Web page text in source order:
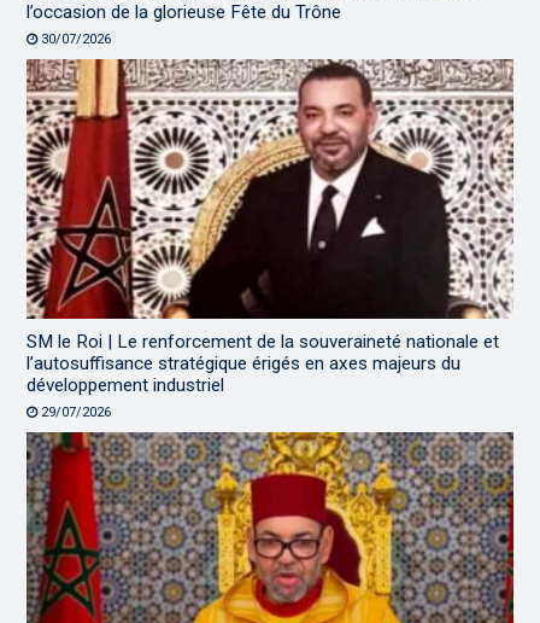
l’occasion de la glorieuse Fête du Trône
30/07/2026
SM le Roi | Le renforcement de la souveraineté nationale et
l’autosuffisance stratégique érigés en axes majeurs du
développement industriel
29/07/2026